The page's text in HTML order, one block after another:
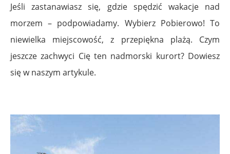
Jeśli zastanawiasz się, gdzie spędzić wakacje nad
morzem – podpowiadamy. Wybierz Pobierowo! To
niewielka miejscowość, z przepiękna plażą. Czym
jeszcze zachwyci Cię ten nadmorski kurort? Dowiesz
się w naszym artykule.